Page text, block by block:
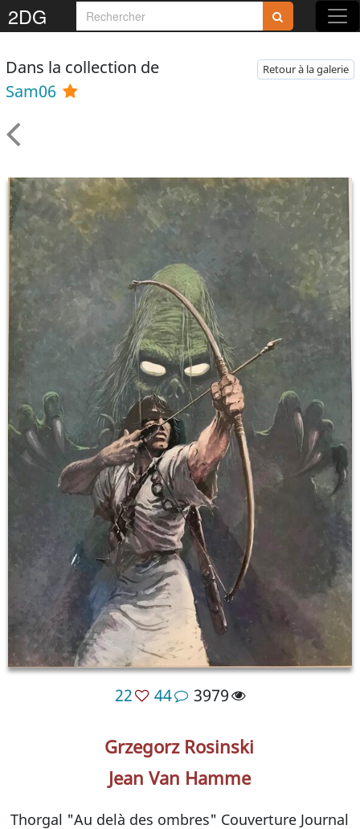
2DG
Dans la collection de
Sam06
Retour à la galerie
22 44 3979
Grzegorz Rosinski
Jean Van Hamme
Thorgal "Au delà des ombres" Couverture Journal